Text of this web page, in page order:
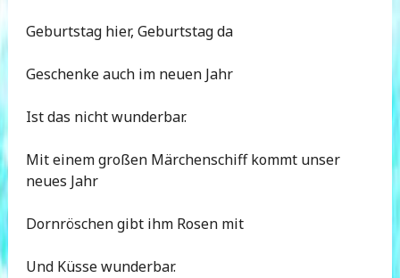
Geburtstag hier, Geburtstag da
Geschenke auch im neuen Jahr
Ist das nicht wunderbar.
Mit einem großen Märchenschiff kommt unser
neues Jahr
Dornröschen gibt ihm Rosen mit
Und Küsse wunderbar.